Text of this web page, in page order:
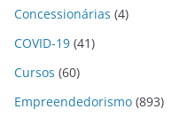
Concessionárias (4)
COVID-19 (41)
Cursos (60)
Empreendedorismo (893)